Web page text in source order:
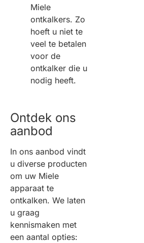
Miele
ontkalkers. Zo
hoeft u niet te
veel te betalen
voor de
ontkalker die u
nodig heeft.
Ontdek ons
aanbod
In ons aanbod vindt
u diverse producten
om uw Miele
apparaat te
ontkalken. We laten
u graag
kennismaken met
een aantal opties: